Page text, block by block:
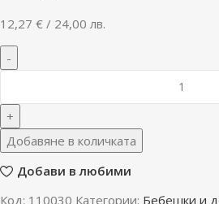
12,27 € / 24,00 лв.
Добавяне в количката
Добави в любими
Код: 110030 Категории: Бебешки и